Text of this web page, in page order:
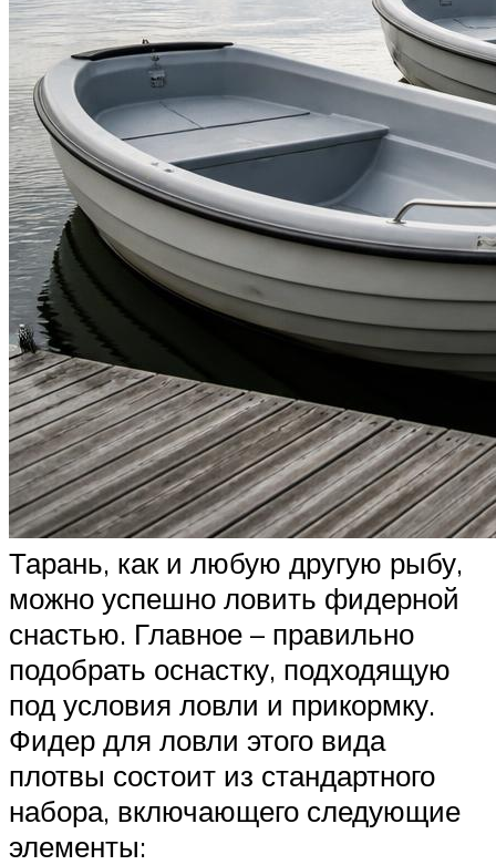
Тарань, как и любую другую рыбу,
можно успешно ловить фидерной
снастью. Главное – правильно
подобрать оснастку, подходящую
под условия ловли и прикормку.
Фидер для ловли этого вида
плотвы состоит из стандартного
набора, включающего следующие
элементы: